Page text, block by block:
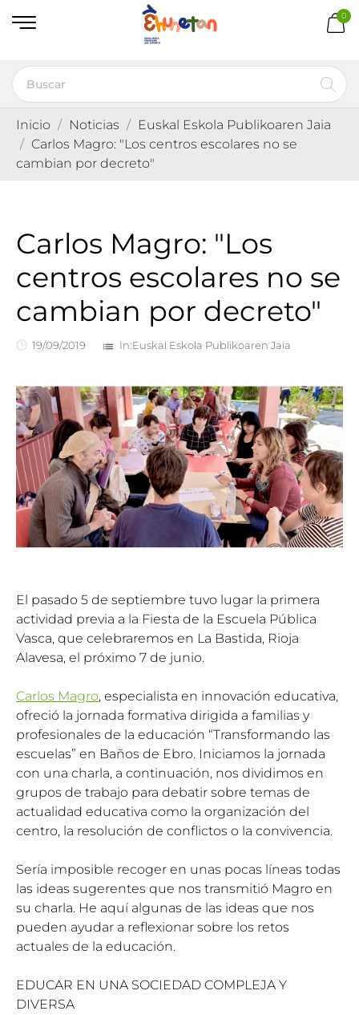
0
Inicio Noticias
Euskal Eskola Publikoaren Jaia
Carlos Magro: "Los centros escolares no se
cambian por decreto"
Carlos Magro: "Los
centros escolares no se
cambian por decreto"
19/09/2019 list In:Euskal Eskola Publikoaren Jaia
El pasado 5 de septiembre tuvo lugar la primera
actividad previa a la Fiesta de la Escuela Pública
Vasca, que celebraremos en La Bastida, Rioja
Alavesa, el próximo 7 de junio.
Carlos Magro, especialista en innovación educativa,
ofreció la jornada formativa dirigida a familias y
profesionales de la educación “Transformando las
escuelas” en Baños de Ebro. Iniciamos la jornada
con una charla, a continuación, nos dividimos en
grupos de trabajo para debatir sobre temas de
actualidad educativa como la organización del
centro, la resolución de conflictos o la convivencia.
Sería imposible recoger en unas pocas líneas todas
las ideas sugerentes que nos transmitió Magro en
su charla. He aquí algunas de las ideas que nos
pueden ayudar a reflexionar sobre los retos
actuales de la educación.
EDUCAR EN UNA SOCIEDAD COMPLEJA Y
DIVERSA